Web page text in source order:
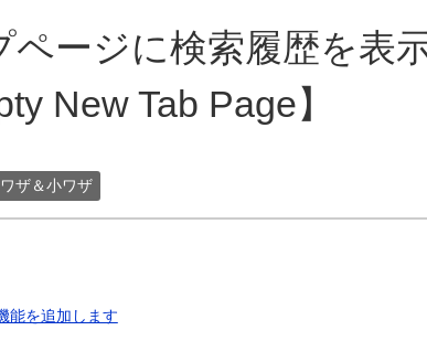
ージに検索履歴を表
New Tab Page】
ザ＆小ワザ
能を追加します